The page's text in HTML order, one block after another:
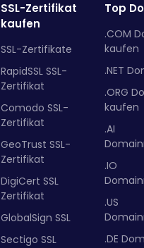
SSL-Zertifikat
kaufen
SSL-Zertifikate
RapidSSL SSL-
Zertifikat
Comodo SSL-
Zertifikat
GeoTrust SSL-
Zertifikat
DigiCert SSL
Zertifikat
GlobalSign SSL
Sectigo SSL
Top
.COM
kaufen
.NET
.ORG
kaufen
.AI
.IO
.US
.DE